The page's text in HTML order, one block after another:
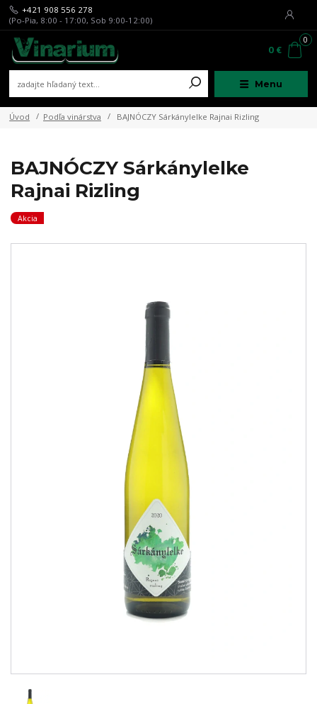
Menu
+421 908 556 278
(Po-Pia, 8:00 - 17:00, Sob 9:00-12:00)
0
0 €
Úvod Podľa vinárstva BAJNÓCZY Sárkánylelke Rajnai Rizling
BAJNÓCZY Sárkánylelke
Rajnai Rizling
Akcia